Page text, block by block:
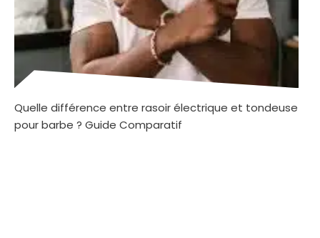
Quelle différence entre rasoir électrique et tondeuse
pour barbe ? Guide Comparatif